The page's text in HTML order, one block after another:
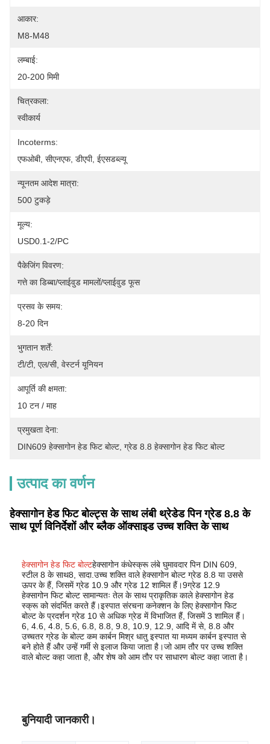
आकार:
M8-M48
लम्बाई:
20-200 मिमी
चित्रकला:
स्वीकार्य
Incoterms:
एफओबी, सीएनएफ, डीएपी, ईएसडब्ल्यू
न्यूनतम आदेश मात्रा:
500 टुकड़े
मूल्य:
USD0.1-2/PC
पैकेजिंग विवरण:
गत्ते का डिब्बा/प्लाईवुड मामलों/प्लाईवुड फूस
प्रसव के समय:
8-20 दिन
भुगतान शर्तें:
टी/टी, एल/सी, वेस्टर्न यूनियन
आपूर्ति की क्षमता:
10 टन / माह
प्रमुखता देना:
DIN609 हेक्सागोन हेड फिट बोल्ट ग्रेड 8.8 हेक्सागोन हेड फिट बोल्ट
उत्पाद का वर्णन
हेक्सागोन हेड फिट बोल्ट्स के साथ लंबी थ्रेडेड पिन ग्रेड 8.8 के
साथ पूर्ण विनिर्देशों और ब्लैक ऑक्साइड उच्च शक्ति के साथ
हेक्सागोन हेड फिट बोल्टहेक्सागोन कंधेस्क्रू लंबे घुमावदार पिन DIN 609,
स्टील 8 के साथ8, सादा.उच्च शक्ति वाले हेक्सागोन बोल्ट ग्रेड 8.8 या उससे
ऊपर के हैं, जिसमें ग्रेड 10.9 और ग्रेड 12 शामिल हैं।9ग्रेड 12.9
हेक्सागोन फिट बोल्ट सामान्यतः तेल के साथ प्राकृतिक काले हेक्सागोन हेड
स्क्रू को संदर्भित करते हैं।इस्पात संरचना कनेक्शन के लिए हेक्सागोन फिट
बोल्ट के प्रदर्शन ग्रेड 10 से अधिक ग्रेड में विभाजित हैं, जिसमें 3 शामिल हैं।
6, 4.6, 4.8, 5.6, 6.8, 8.8, 9.8, 10.9, 12.9, आदि में से, 8.8 और
उच्चतर ग्रेड के बोल्ट कम कार्बन मिश्र धातु इस्पात या मध्यम कार्बन इस्पात से
बने होते हैं और उन्हें गर्मी से इलाज किया जाता है।जो आम तौर पर उच्च शक्ति
वाले बोल्ट कहा जाता है, और शेष को आम तौर पर साधारण बोल्ट कहा जाता है।
बुनियादी जानकारी।